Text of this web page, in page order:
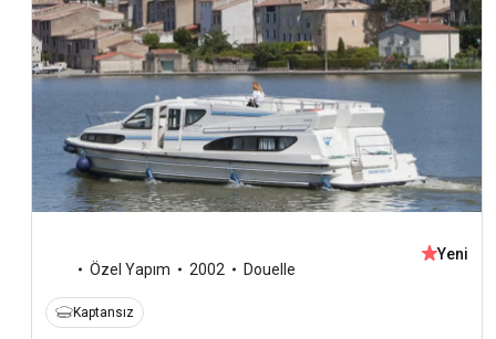
Özel Yapım 2002 Douelle
Yeni
Kaptansız